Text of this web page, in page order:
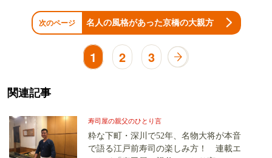
次のページ 名人の風格があった京橋の大親方
1 2 3
関連記事
寿司屋の親父のひとり言
粋な下町・深川で52年、名物大将が本音
で語る江戸前寿司の楽しみ方！ 連載エ